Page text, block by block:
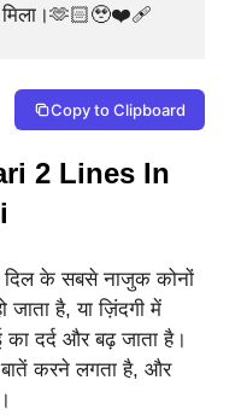
Copy to Clipboard
2 Lines In
दिल के सबसे नाजुक कोनों
है, या ज़िंदगी में
का दर्द और बढ़ जाता है।
करने लगता है, और